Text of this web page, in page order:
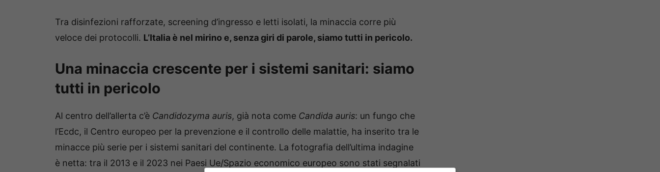
Tra disinfezioni rafforzate, screening d’ingresso e letti isolati, la minaccia corre più
veloce dei protocolli. L’Italia è nel mirino e, senza giri di parole, siamo tutti in pericolo.
Una minaccia crescente per i sistemi sanitari: siamo
tutti in pericolo
Al centro dell’allerta c’è Candidozyma auris, già nota come Candida auris: un fungo che
l’Ecdc, il Centro europeo per la prevenzione e il controllo delle malattie, ha inserito tra le
minacce più serie per i sistemi sanitari del continente. La fotografia dell’ultima indagine
è netta: tra il 2013 e il 2023 nei Paesi Ue/Spazio economico europeo sono stati segnalati